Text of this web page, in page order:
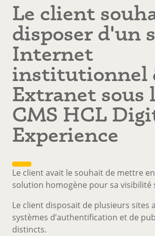
Le client
disposer d'un
Internet
institutionnel
Extranet sous
CMS HCL
Experience
Le client avait le souhait de mettre
solution homogène pour sa visibilité
Le client disposait de plusieurs sites
systèmes d’authentification et de
distincts.